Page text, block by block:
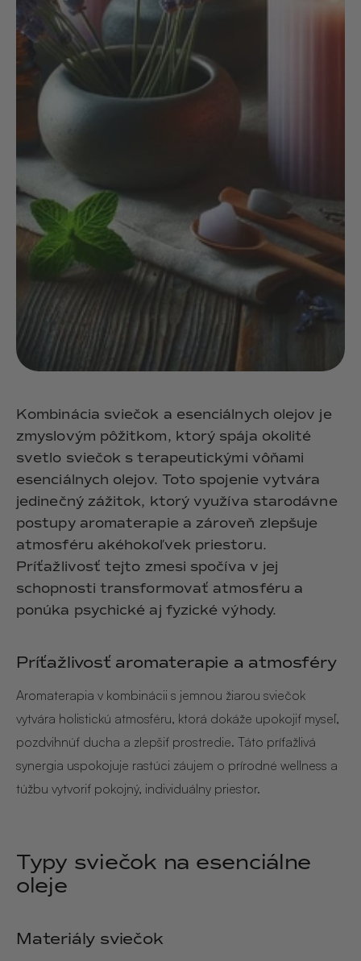
Kombinácia sviečok a esenciálnych olejov je
zmyslovým pôžitkom, ktorý spája okolité
svetlo sviečok s terapeutickými vôňami
esenciálnych olejov. Toto spojenie vytvára
jedinečný zážitok, ktorý využíva starodávne
postupy aromaterapie a zároveň zlepšuje
atmosféru akéhokoľvek priestoru.
Príťažlivosť tejto zmesi spočíva v jej
schopnosti transformovať atmosféru a
ponúka psychické aj fyzické výhody.
Príťažlivosť aromaterapie a atmosféry
Aromaterapia v kombinácii s jemnou žiarou sviečok
vytvára holistickú atmosféru, ktorá dokáže upokojiť myseľ,
pozdvihnúť ducha a zlepšiť prostredie. Táto príťažlivá
synergia uspokojuje rastúci záujem o prírodné wellness a
túžbu vytvoriť pokojný, individuálny priestor.
Typy sviečok na esenciálne
oleje
Materiály sviečok
NOIX
ANGĒLIQUE